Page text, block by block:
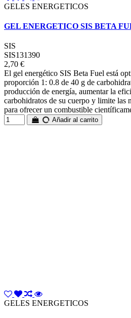
GELES ENERGETICOS
GEL ENERGETICO SIS BETA
SIS
SIS131390
2,70 €
El gel energético SIS Beta Fuel está
proporción 1: 0.8 de 40 g de
producción de energía, aumentar la
carbohidratos de su cuerpo y limite las
para ofrecer un combustible
Añadir al carrito
GELES ENERGETICOS